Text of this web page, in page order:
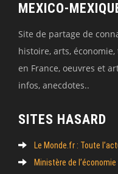
MEXICO-
Site de partage de
histoire, arts,
en France, oeuvres et
infos, anecdotes..
SITES HASARD
Le Monde.fr : Toute
Ministère de l’économie